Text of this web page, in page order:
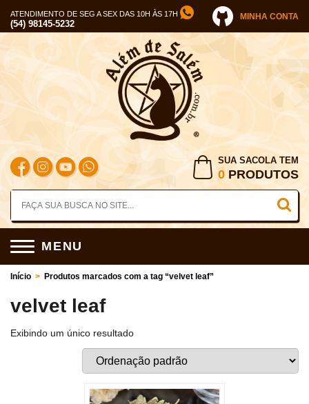
ATENDIMENTO DE SEG A SEX DAS 10H ÀS 17H
(54) 98145-5232
MINHA CONTA
SUA SACOLA TEM
0 PRODUTOS
MENU
Início > Produtos marcados com a tag “velvet leaf”
velvet leaf
Exibindo um único resultado